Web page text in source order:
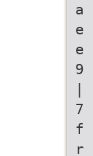
a
e
e
|
7
f
r